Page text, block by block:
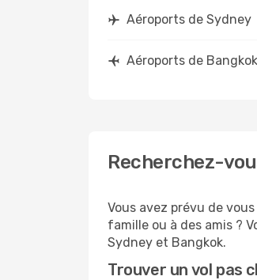
Aéroports de Sydney
Aéroports de Bangkok
Recherchez-
Vous avez prévu de
famille ou à des amis ?
Sydney et Bangkok.
Trouver un vol pas